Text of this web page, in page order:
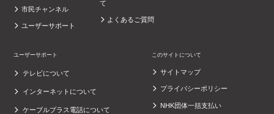
市民チャンネル
ユーザーサポート
て
よくあるご質問
ユーザーサポート
テレビについて
インターネットについて
ケーブルプラス電話について
このサイトについて
サイトマップ
プライバシーポリシー
NHK団体一括支払い